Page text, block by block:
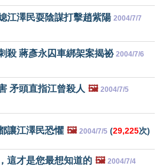
江澤民耍陰謀打擊趙紫陽 2004/7/7
殺 蔣彥永囚車綁架案揭祕 2004/7/6
矛頭直指江曾殺人 🖼️ 2004/7/5
讓江澤民恐懼 🖼️ 2004/7/5 (29,225次)
這才是您最想知道的 🖼️ 2004/7/4